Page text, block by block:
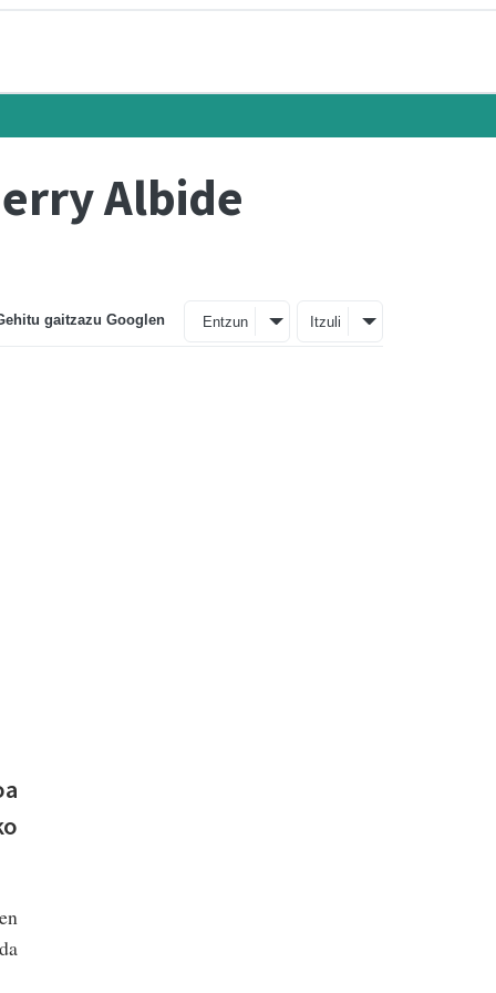
Albide
gaitzazu Googlen Entzun Itzuli